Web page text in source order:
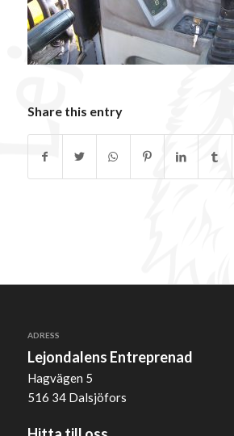
Share this entry
ADRESS
Lejondalens Entreprenad
Hagvägen 5
516 34 Dalsjöfors